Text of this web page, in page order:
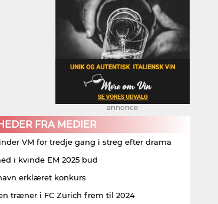
annonce
FRA MEDIER
VM for tredje gang i streg efter drama
i kvinde EM 2025 bud
erklæret konkurs
træner i FC Zürich frem til 2024